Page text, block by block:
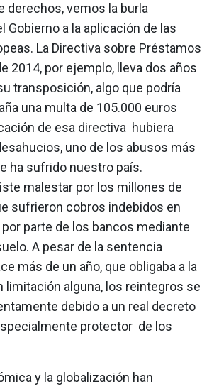
derechos, vemos la burla
Gobierno a la aplicación de las
La Directiva sobre Préstamos
2014, por ejemplo, lleva dos años
transposición, algo que podría
una multa de 105.000 euros
de esa directiva hubiera
uno de los abusos más
ha sufrido nuestro país.
malestar por los millones de
sufrieron cobros indebidos en
parte de los bancos mediante
A pesar de la sentencia
más de un año, que obligaba a la
alguna, los reintegros se
debido a un real decreto
protector de los
y la globalización han